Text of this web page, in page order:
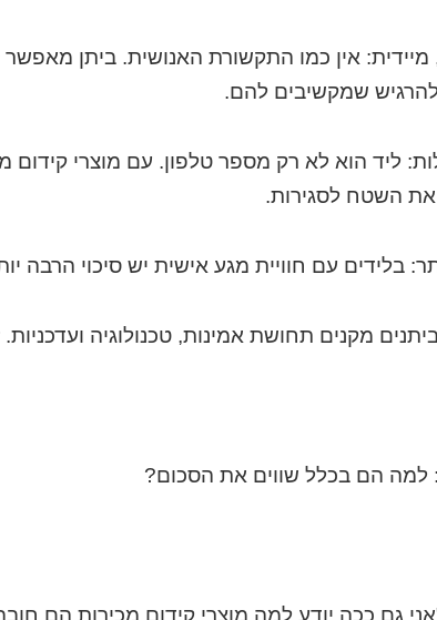
אין כמו התקשורת האנושית. ביתן
שמקשיבים להם.
ליד הוא לא רק מספר טלפון. עם מוצרי קידום
את השטח לסגירות.
בלידים עם חוויית מגע אישית יש סיכוי הרבה
מקנים תחושת אמינות, טכנולוגיה ועדכניות.
למה הם בכלל שווים את הסכום?
גם ככה יודע למה מוצרי קידום מכירות הם